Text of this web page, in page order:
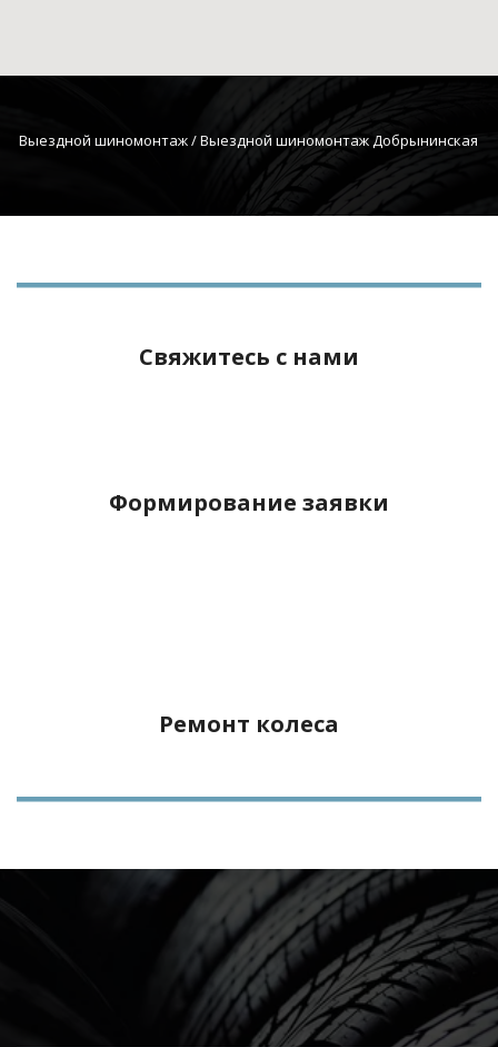
Выездной шиномонтаж / Выездной шиномонтаж Добрынинская
Свяжитесь с нами
Формирование заявки
Ремонт колеса